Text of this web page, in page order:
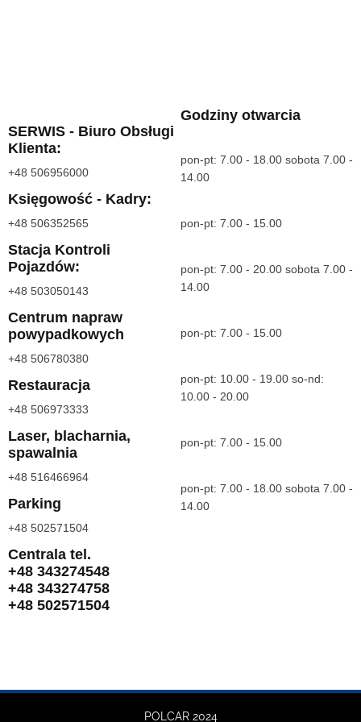
SERWIS - Biuro Obsługi
Klienta:
+48 506956000
Księgowość - Kadry:
+48 506352565
Stacja Kontroli
Pojazdów:
+48 503050143
Centrum napraw
powypadkowych
+48 506780380
Restauracja
+48 506973333
Laser, blacharnia,
spawalnia
+48 516466964
Parking
+48 502571504
Centrala tel.
+48 343274548
+48 343274758
+48 502571504
Godziny otwarcia
pon-pt: 7.00 - 18.00 sobota 7.00 -
14.00
pon-pt: 7.00 - 15.00
pon-pt: 7.00 - 20.00 sobota 7.00 -
14.00
pon-pt: 7.00 - 15.00
pon-pt: 10.00 - 19.00 so-nd:
10.00 - 20.00
pon-pt: 7.00 - 15.00
pon-pt: 7.00 - 18.00 sobota 7.00 -
14.00
POLCAR 2024